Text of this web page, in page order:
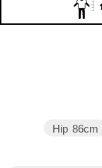
Hip 86cm